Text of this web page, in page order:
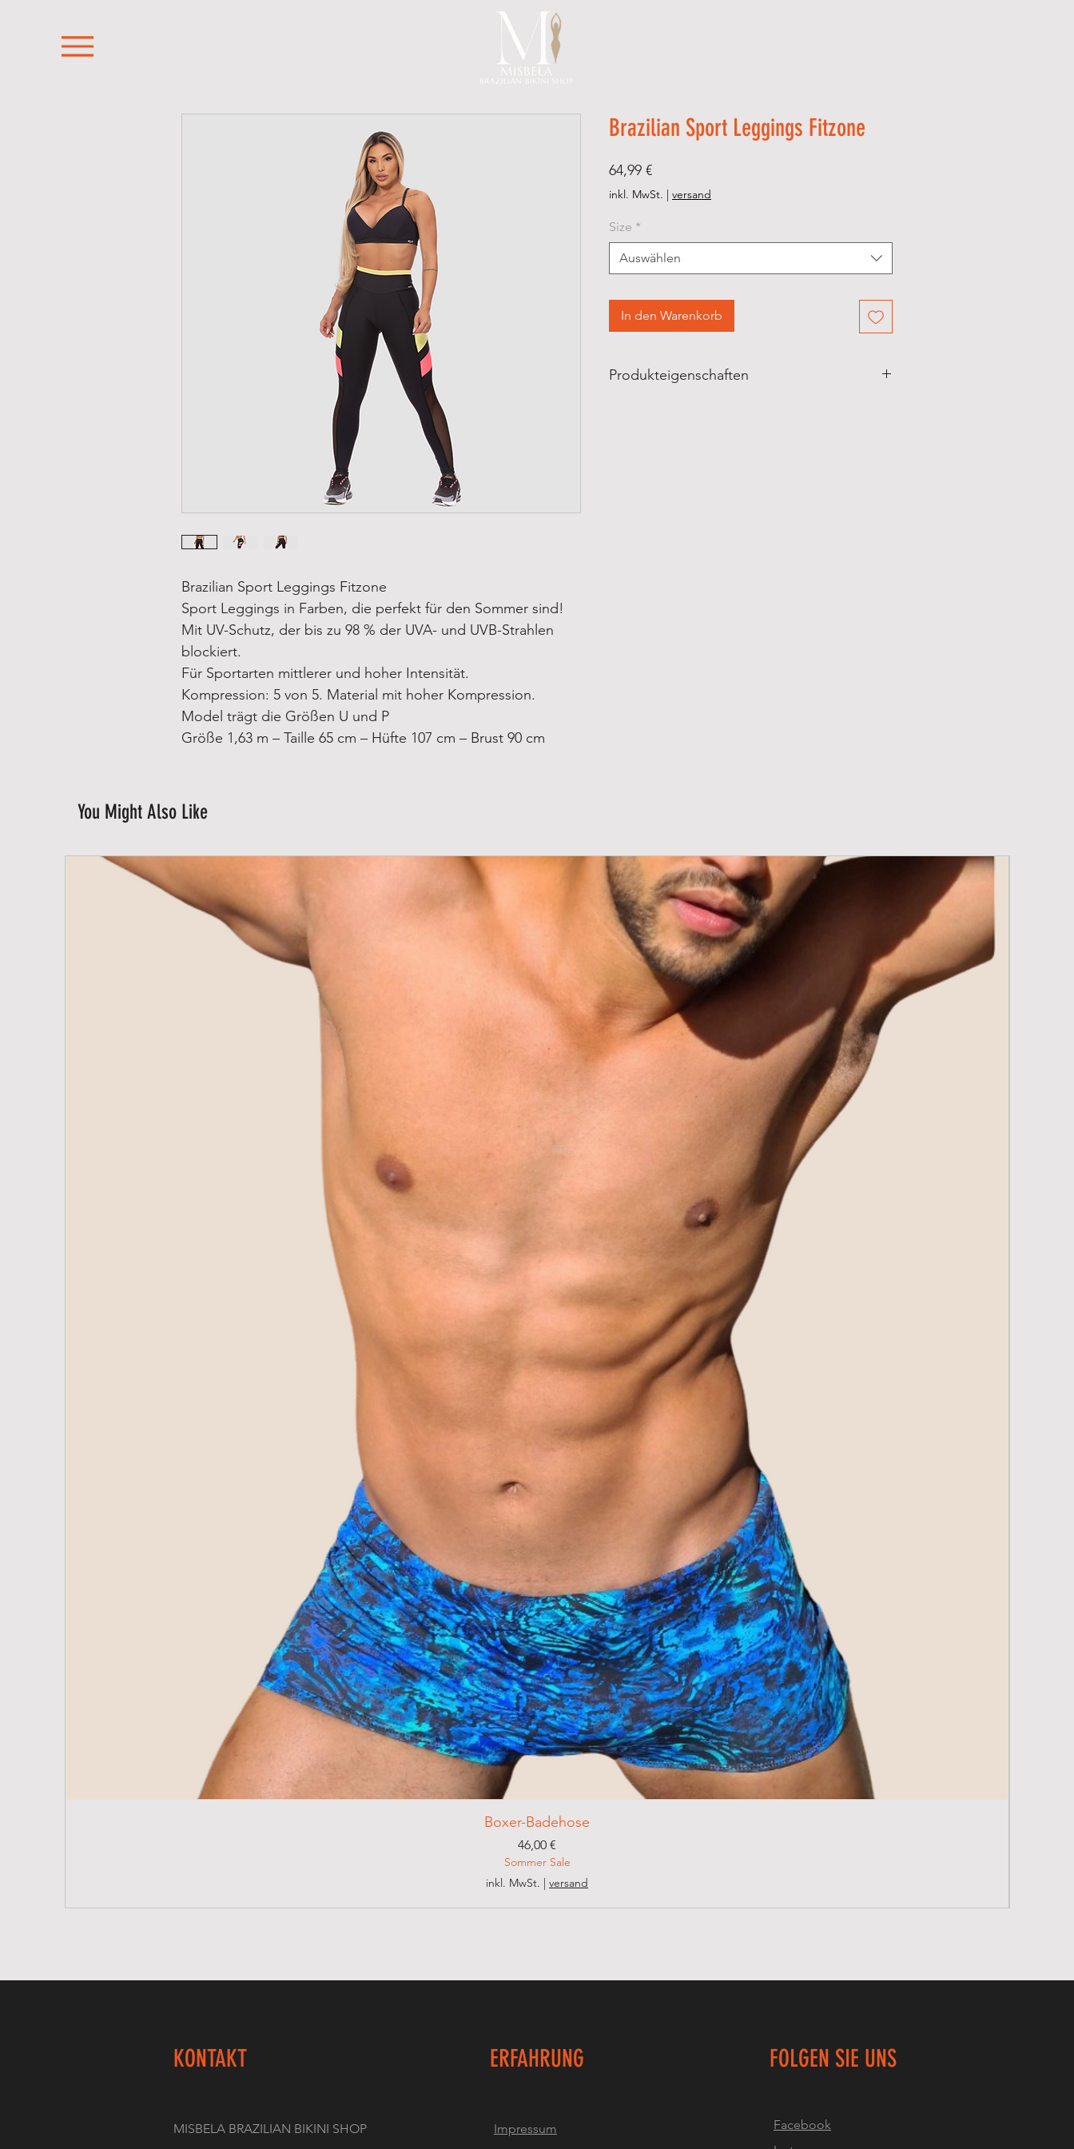
Brazilian Sport Leggings Fitzone
Sport Leggings in Farben, die perfekt für den Sommer sind!
Mit UV-Schutz, der bis zu 98 % der UVA- und UVB-Strahlen
blockiert.
Für Sportarten mittlerer und hoher Intensität.
Kompression: 5 von 5. Material mit hoher Kompression.
Model trägt die Größen U und P
Größe 1,63 m – Taille 65 cm – Hüfte 107 cm – Brust 90 cm
Brazilian Sport Leggings Fitzone
64,99 €Preis
inkl. MwSt. | versand
Size *
Auswählen
In den Warenkorb
Produkteigenschaften
You Might Also Like
Boxer-Badehose
Preis
46,00 €
Sommer Sale
inkl. MwSt. | versand
KONTAKT
MISBELA BRAZILIAN BIKINI SHOP
ERFAHRUNG
Impressum
FOLGEN SIE UNS
Facebook